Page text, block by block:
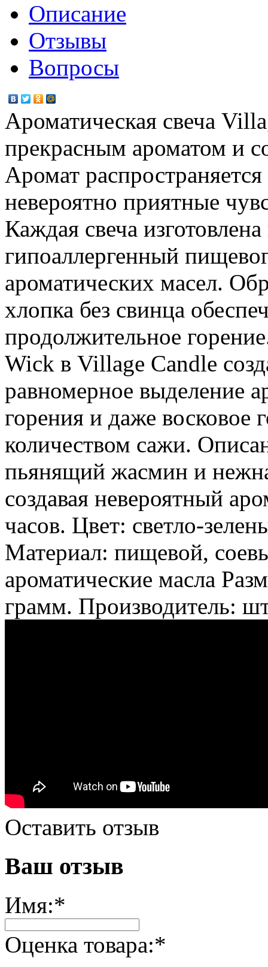
Описание
Отзывы
Вопросы
Ароматическая свеча
прекрасным ароматом и
Аромат
невероятно приятные
Каждая свеча
гипоаллергенный
ароматических масел.
хлопка без свинца
продолжительное
Wick в Village Candle
равномерное выделение
горения и даже восковое
количеством сажи.
пьянящий жасмин и
создавая невероятный
часов. Цвет: светло-
Материал: пищевой,
ароматические масла
грамм. Производитель:
Оставить отзыв
Ваш отзыв
Имя:*
Оценка товара:*